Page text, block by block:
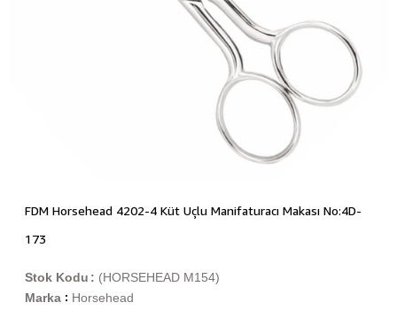
FDM Horsehead 4202-4 Küt Uçlu Manifaturacı Makası No:4D-
173
(HORSEHEAD M154)
Stok Kodu
Marka : Horsehead